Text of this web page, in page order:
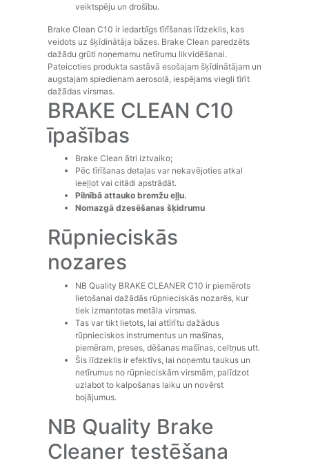
veiktspēju un drošību.
Brake Clean C10 ir iedarbīgs tīrīšanas līdzeklis, kas
veidots uz šķīdinātāja bāzes. Brake Clean paredzēts
dažādu grūti noņemamu netīrumu likvidēšanai.
Pateicoties produkta sastāvā esošajam šķīdinātājam un
augstajam spiedienam aerosolā, iespējams viegli tīrīt
dažādas virsmas.
BRAKE CLEAN C10
īpašības
Brake Clean ātri iztvaiko;
Pēc tīrīšanas detaļas var nekavējoties atkal
ieeļļot vai citādi apstrādāt.
Pilnībā attauko bremžu eļļu.
Nomazgā dzesēšanas šķidrumu
Rūpnieciskās
nozares
NB Quality BRAKE CLEANER C10 ir piemērots
lietošanai dažādās rūpnieciskās nozarēs, kur
tiek izmantotas metāla virsmas.
Tas var tikt lietots, lai attīrītu dažādus
rūpnieciskos instrumentus un mašīnas,
piemēram, preses, dēšanas mašīnas, celtņus utt.
Šis līdzeklis ir efektīvs, lai noņemtu taukus un
netīrumus no rūpnieciskām virsmām, palīdzot
uzlabot to kalpošanas laiku un novērst
bojājumus.
NB Quality Brake
Cleaner testēšana